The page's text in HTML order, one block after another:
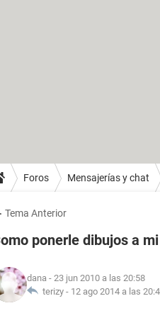
Foros Mensajerías y chat
Tema Anterior
ponerle dibujos a
dana - 23 jun 2010 a las 20:58
terizy - 12 ago 2014 a las